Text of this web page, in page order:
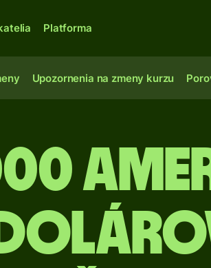
Platforma
Upozornenia na zmeny kurzu